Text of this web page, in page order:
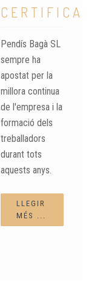
Pendís Bagà SL
sempre ha
apostat per la
millora continua
de l'empresa i la
formació dels
treballadors
durant tots
aquests anys.
LLEGIR
MÉS ...